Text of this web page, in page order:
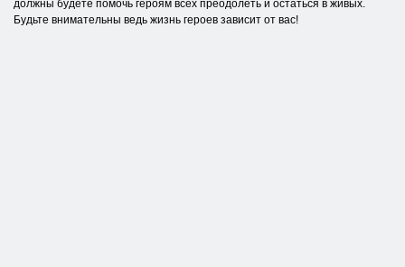
должны будете помочь героям всех преодолеть и остаться в живых.
Будьте внимательны ведь жизнь героев зависит от вас!